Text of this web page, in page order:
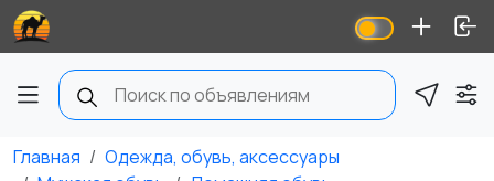
Главная
Одежда, обувь, аксессуары